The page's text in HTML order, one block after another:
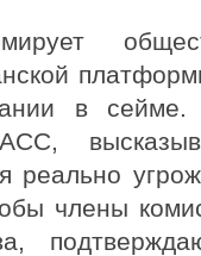
в
реально
члены